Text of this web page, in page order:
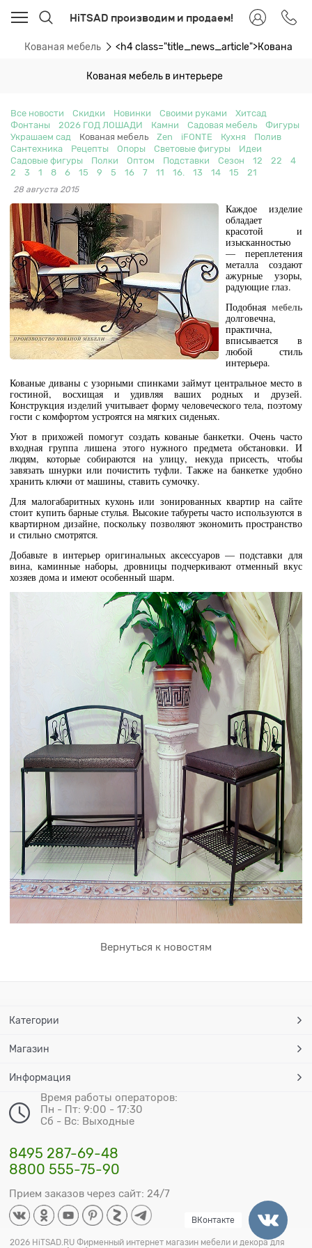
HiTSAD производим и продаем!
Кованая мебель <h4 class="title_news_article">Кованая
Кованая мебель в интерьере
Все новости Скидки Новинки Своими руками
Хитсад
Фонтаны
2026 ГОД ЛОШАДИ Камни Садовая мебель
Фигуры
Украшаем сад
Кованая мебель Zen iFONTE Кухня
Полив
Сантехника
Рецепты Опоры Световые фигуры
Идеи
Садовые фигуры
Полки Оптом Подставки Сезон 12 22
4
2
3 1 8 6 15 9 5 16 7 11 16. 13 14 15 21
28 августа 2015
Каждое изделие
обладает
красотой и
изысканностью
— переплетения
металла создают
ажурные узоры,
радующие глаз.
Подобная мебель
долговечна,
практична,
вписывается в
любой стиль
интерьера.
Кованые диваны с узорными спинками займут центральное место в
гостиной, восхищая и удивляя ваших родных и друзей.
Конструкция изделий учитывает форму человеческого тела, поэтому
гости с комфортом устроятся на мягких сиденьях.
Уют в прихожей помогут создать кованые банкетки. Очень часто
входная группа лишена этого нужного предмета обстановки. И
людям, которые собираются на улицу, некуда присесть, чтобы
завязать шнурки или почистить туфли. Также на банкетке удобно
хранить ключи от машины, ставить сумочку.
Для малогабаритных кухонь или зонированных квартир на сайте
стоит купить барные стулья. Высокие табуреты часто используются в
квартирном дизайне, поскольку позволяют экономить пространство
и стильно смотрятся.
Добавьте в интерьер оригинальных аксессуаров — подставки для
вина, каминные наборы, дровницы подчеркивают отменный вкус
хозяев дома и имеют особенный шарм.
Вернуться к новостям
Категории
Магазин
Информация
Время работы операторов:
Пн - Пт: 9:00 - 17:30
Сб - Вс: Выходные
8495 287-69-48
8800 555-75-90
Прием заказов через сайт: 24/7
2026 HiTSAD.RU Фирменный интернет магазин мебели и декора для
ВКонтакте